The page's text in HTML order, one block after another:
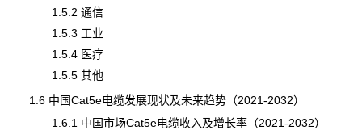
1.5.2 通信
1.5.3 工业
1.5.4 医疗
1.5.5 其他
1.6 中国Cat5e电缆发展现状及未来趋势（2021-2032）
1.6.1 中国市场Cat5e电缆收入及增长率（2021-2032）